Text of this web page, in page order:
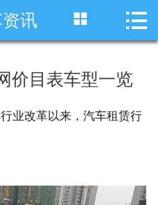
 首页
川藏线租车
租车资讯
讯  
价目表车型一览
业改革以来，汽车租赁行